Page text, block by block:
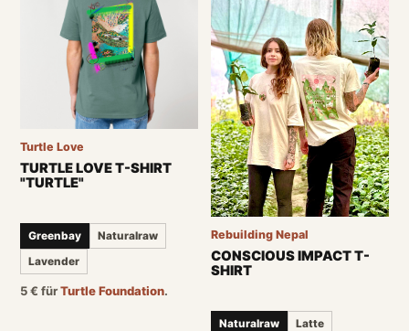
Turtle Love
TURTLE LOVE T-SHIRT
"TURTLE"
Greenbay
Naturalraw
Lavender
5€für Turtle Foundation.
Rebuilding Nepal
CONSCIOUS IMPACT T-
SHIRT
Naturalraw
Latte